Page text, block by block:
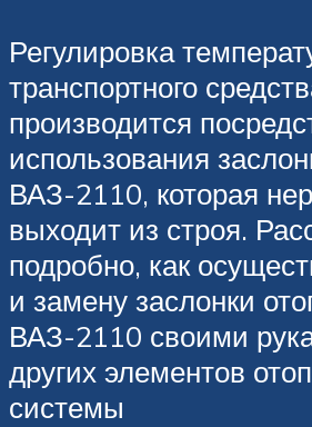
Регулировка
транспортного
производится
использования
ВАЗ-2110, которая
выходит из строя.
подробно, как
и замену заслонки
ВАЗ-2110 своими
других элементов
системы